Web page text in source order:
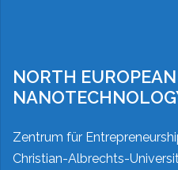
NORTH
Zentrum für
Christian-Albrechts-